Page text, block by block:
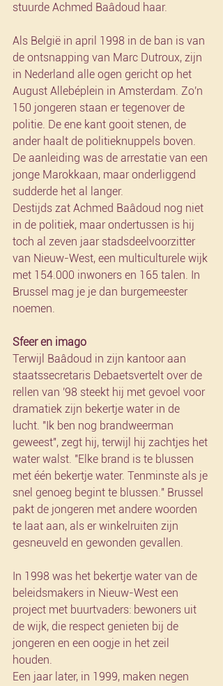
stuurde Achmed Baâdoud haar.
Als België in april 1998 in de ban is van
de ontsnapping van Marc Dutroux, zijn
in Nederland alle ogen gericht op het
August Allebéplein in Amsterdam. Zo'n
150 jongeren staan er tegenover de
politie. De ene kant gooit stenen, de
ander haalt de politieknuppels boven.
De aanleiding was de arrestatie van een
jonge Marokkaan, maar onderliggend
sudderde het al langer.
Destijds zat Achmed Baâdoud nog niet
in de politiek, maar ondertussen is hij
toch al zeven jaar stadsdeelvoorzitter
van Nieuw-West, een multiculturele wijk
met 154.000 inwoners en 165 talen. In
Brussel mag je je dan burgemeester
noemen.
Sfeer en imago
Terwijl Baâdoud in zijn kantoor aan
staatssecretaris Debaetsvertelt over de
rellen van '98 steekt hij met gevoel voor
dramatiek zijn bekertje water in de
lucht. "Ik ben nog brandweerman
geweest", zegt hij, terwijl hij zachtjes het
water walst. "Elke brand is te blussen
met één bekertje water. Tenminste als je
snel genoeg begint te blussen." Brussel
pakt de jongeren met andere woorden
te laat aan, als er winkelruiten zijn
gesneuveld en gewonden gevallen.
In 1998 was het bekertje water van de
beleidsmakers in Nieuw-West een
project met buurtvaders: bewoners uit
de wijk, die respect genieten bij de
jongeren en een oogje in het zeil
houden.
Een jaar later, in 1999, maken negen